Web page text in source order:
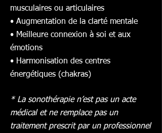
musculaires ou articulaires
• Augmentation de la clarté mentale
• Meilleure connexion à soi et aux
émotions
• Harmonisation des centres
énergétiques (chakras)
* La sonothérapie n’est pas un acte
médical et ne remplace pas un
traitement prescrit par un professionnel